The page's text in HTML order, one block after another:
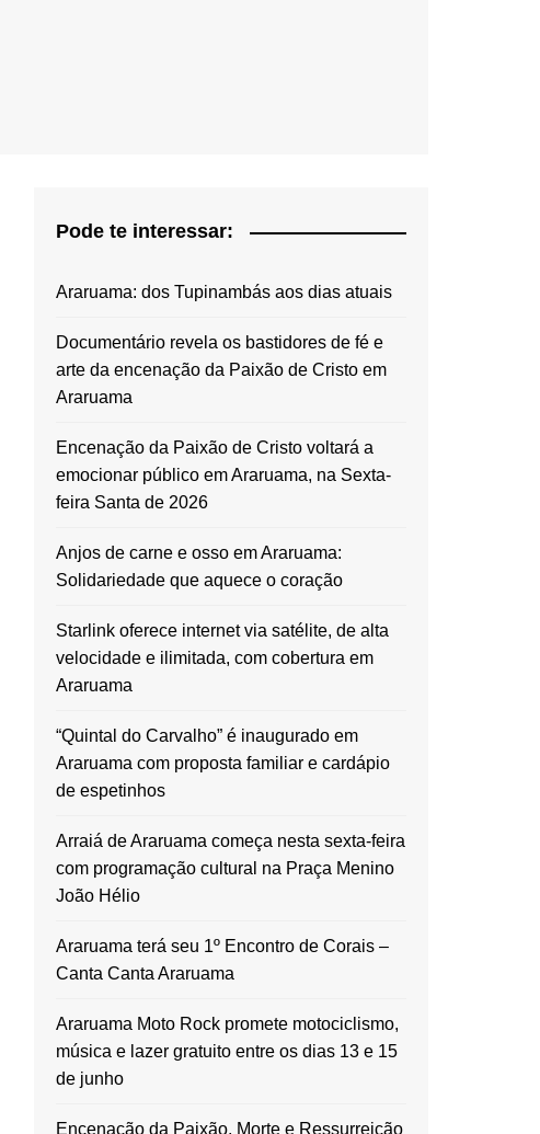
Pode te interessar:
Araruama: dos Tupinambás aos dias atuais
Documentário revela os bastidores de fé e
arte da encenação da Paixão de Cristo em
Araruama
Encenação da Paixão de Cristo voltará a
emocionar público em Araruama, na Sexta-
feira Santa de 2026
Anjos de carne e osso em Araruama:
Solidariedade que aquece o coração
Starlink oferece internet via satélite, de alta
velocidade e ilimitada, com cobertura em
Araruama
“Quintal do Carvalho” é inaugurado em
Araruama com proposta familiar e cardápio
de espetinhos
Arraiá de Araruama começa nesta sexta-feira
com programação cultural na Praça Menino
João Hélio
Araruama terá seu 1º Encontro de Corais –
Canta Canta Araruama
Araruama Moto Rock promete motociclismo,
música e lazer gratuito entre os dias 13 e 15
de junho
Encenação da Paixão, Morte e Ressurreição